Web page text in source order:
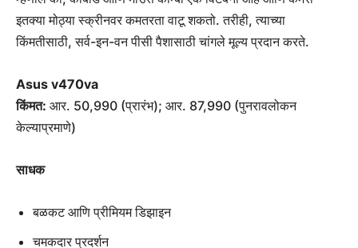
इतक्या मोठ्या स्क्रीनवर कमतरता वाटू शकतो. तरीही, त्याच्या
किंमतीसाठी, सर्व-इन-वन पीसी पैशासाठी चांगले मूल्य प्रदान करते.
Asus v470va
किंमत: आर. 50,990 (प्रारंभ); आर. 87,990 (पुनरावलोकन
केल्याप्रमाणे)
साधक
बळकट आणि प्रीमियम डिझाइन
चमकदार प्रदर्शन